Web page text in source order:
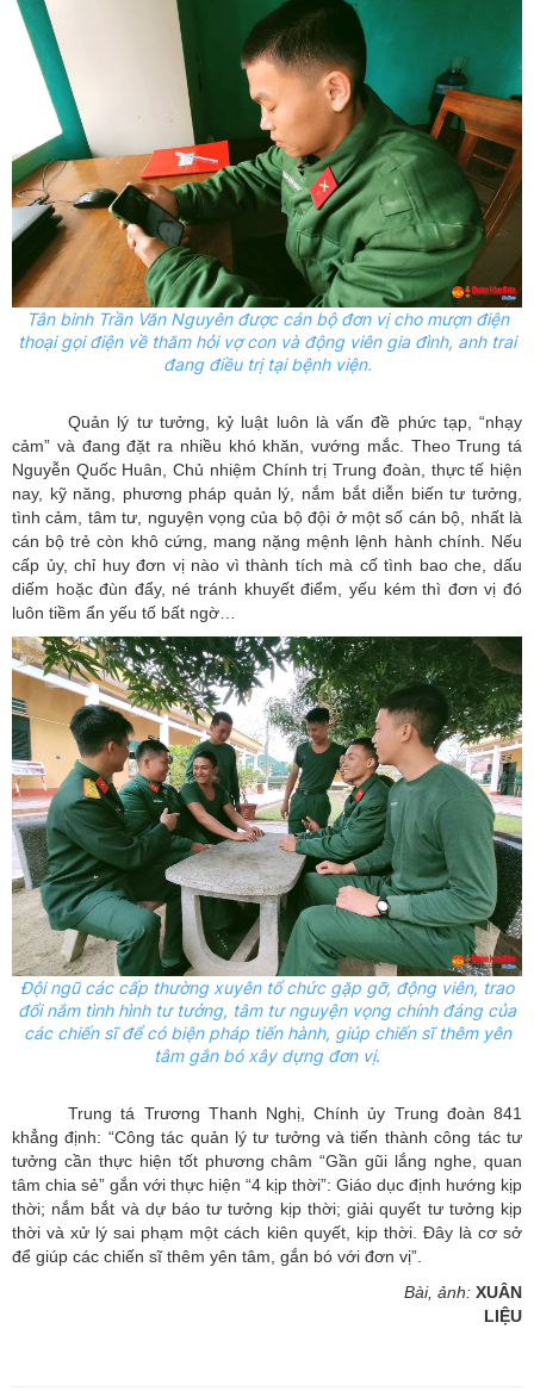
Tân binh Trần Văn Nguyên được cán bộ đơn vị cho mượn điện
thoại gọi điện về thăm hỏi vợ con và động viên gia đình, anh trai
đang điều trị tại bệnh viện.
Quản lý tư tưởng, kỷ luật luôn là vấn đề phức tạp, “nhạy
cảm” và đang đặt ra nhiều khó khăn, vướng mắc. Theo Trung tá
Nguyễn Quốc Huân, Chủ nhiệm Chính trị Trung đoàn, thực tế hiện
nay, kỹ năng, phương pháp quản lý, nắm bắt diễn biến tư tưởng,
tình cảm, tâm tư, nguyện vọng của bộ đội ở một số cán bộ, nhất là
cán bộ trẻ còn khô cứng, mang nặng mệnh lệnh hành chính. Nếu
cấp ủy, chỉ huy đơn vị nào vì thành tích mà cố tình bao che, dấu
diếm hoặc đùn đẩy, né tránh khuyết điểm, yếu kém thì đơn vị đó
luôn tiềm ẩn yếu tố bất ngờ…
Đội ngũ các cấp thường xuyên tổ chức gặp gỡ, động viên, trao
đổi nắm tình hình tư tưởng, tâm tư nguyện vọng chính đáng của
các chiến sĩ để có biện pháp tiến hành, giúp chiến sĩ thêm yên
tâm gắn bó xây dựng đơn vị.
Trung tá Trương Thanh Nghị, Chính ủy Trung đoàn 841
khẳng định: “Công tác quản lý tư tưởng và tiến thành công tác tư
tưởng cần thực hiện tốt phương châm “Gần gũi lắng nghe, quan
tâm chia sẻ” gắn với thực hiện “4 kịp thời”: Giáo dục định hướng kịp
thời; nắm bắt và dự báo tư tưởng kịp thời; giải quyết tư tưởng kịp
thời và xử lý sai phạm một cách kiên quyết, kịp thời. Đây là cơ sở
để giúp các chiến sĩ thêm yên tâm, gắn bó với đơn vị”.
Bài, ảnh: XUÂN
LIỆU